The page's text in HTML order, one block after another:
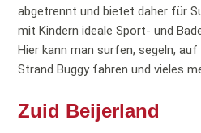
abgetrennt und bietet daher für
mit Kindern ideale Sport- und
Hier kann man surfen, segeln,
Strand Buggy fahren und vieles
Zuid Beijerland